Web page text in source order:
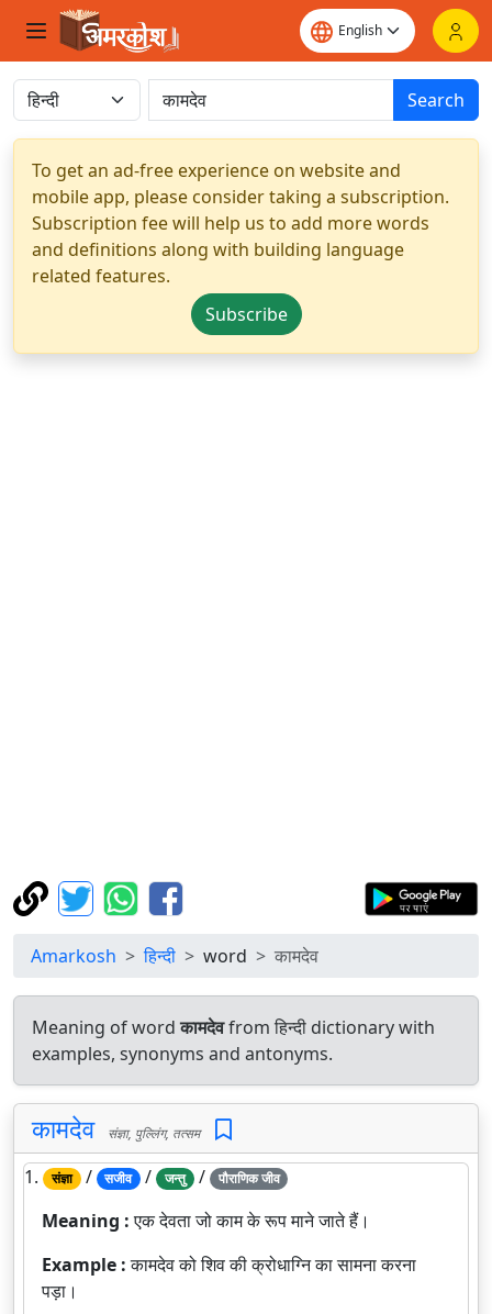
Search
To get an ad-free experience on website and
mobile app, please consider taking a subscription.
Subscription fee will help us to add more words
and definitions along with building language
related features.
Subscribe
Amarkosh हिन्दी word कामदेव
Meaning of wordकामदेवfrom हिन्दी dictionary with
examples, synonyms and antonyms.
कामदेव संज्ञा, पुल्लिंग, तत्सम
1. संज्ञा / सजीव / जन्तु / पौराणिक जीव
Meaning :एक देवता जो काम के रूप माने जाते हैं।
Example :कामदेव को शिव की क्रोधाग्नि का सामना करना
पड़ा।